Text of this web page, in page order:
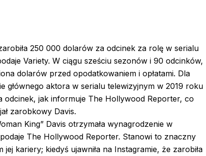
250 000 dolarów za odcinek za rolę w serialu
Variety. W ciągu sześciu sezonów i 90 odcinków,
dolarów przed opodatkowaniem i opłatami. Dla
głównego aktora w serialu telewizyjnym w 2019 roku
odcinek, jak informuje The Hollywood Reporter, co
zarobkowy Davis.
King” Davis otrzymała wynagrodzenie w
The Hollywood Reporter. Stanowi to znaczny
kariery; kiedyś ujawniła na Instagramie, że zarobiła